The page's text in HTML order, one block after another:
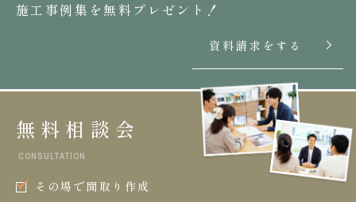
施工事例集を無料プレゼント！
資料請求をする
無料相談会
CONSULTATION
その場で間取り作成